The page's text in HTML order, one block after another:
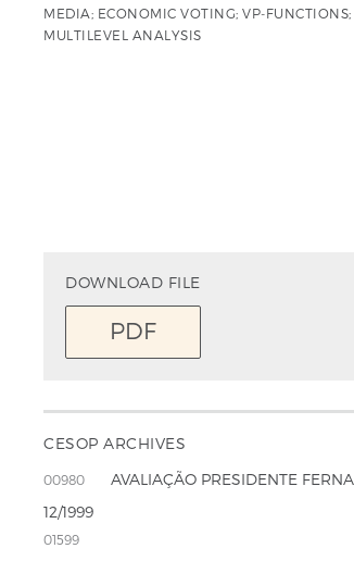
MEDIA; ECONOMIC VOTING; VP-FUNCTIONS;
MULTILEVEL ANALYSIS
DOWNLOAD FILE
PDF
CESOP ARCHIVES
00980
AVALIAÇÃO PRESIDENTE
12/1999
01599